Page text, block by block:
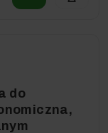
do